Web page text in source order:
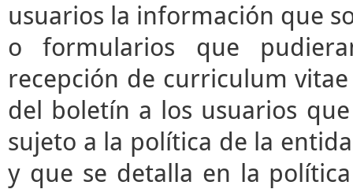
usuarios la información que
o formularios que
recepción de curriculum
del boletín a los usuarios
sujeto a la política de la
y que se detalla en la